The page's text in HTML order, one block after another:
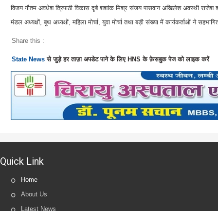
विजय गौतम अवधेश त्रिपाठी विकास दृबे शशांक मिश्र संजय पासवान अखिलेश अवस्थी राजेश
मंडल अध्यक्षों, बूथ अध्यक्षों, महिला मोर्चा, युवा मोर्चा तथा बड़ी संख्या में कार्यकर्ताओं ने
Share this :
State News से जुड़े हर ताज़ा अपडेट पाने के लिए HNS के फ़ेसबुक पेज को लाइक करें
Quick Link
Home
About Us
Latest News